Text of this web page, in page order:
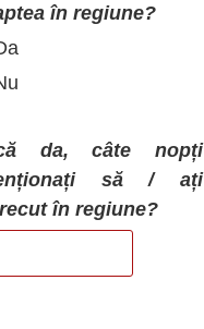
în regiune?
da, câte nopți
să / ați
în regiune?